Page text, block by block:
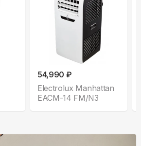
54,990 ₽
Electrolux Manhattan
EACM-14 FM/N3